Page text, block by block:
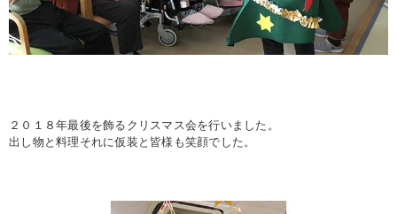
２０１８年最後を飾るクリスマス会を行いました。
出し物と料理それに仮装と皆様も笑顔でした。